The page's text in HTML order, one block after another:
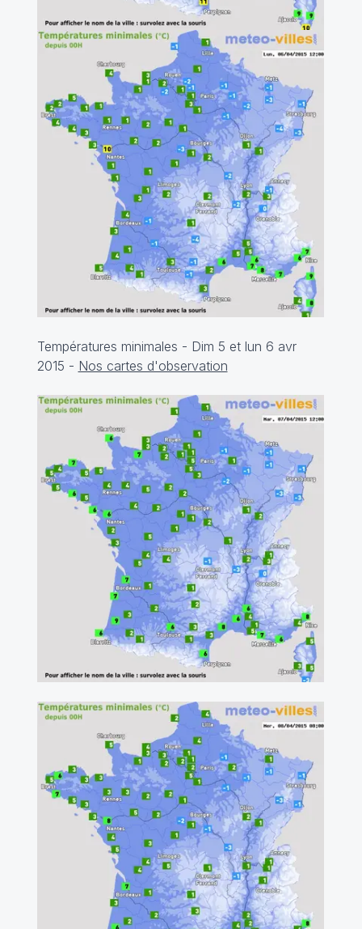
Températures minimales - Dim 5 et lun 6 avr
2015 - Nos cartes d'observation